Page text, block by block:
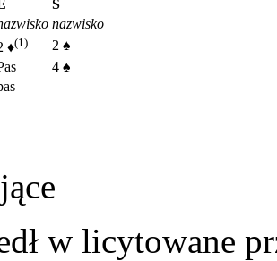
S
nazwisko
♦(1) 2 ♠
4 ♠
w licytowane